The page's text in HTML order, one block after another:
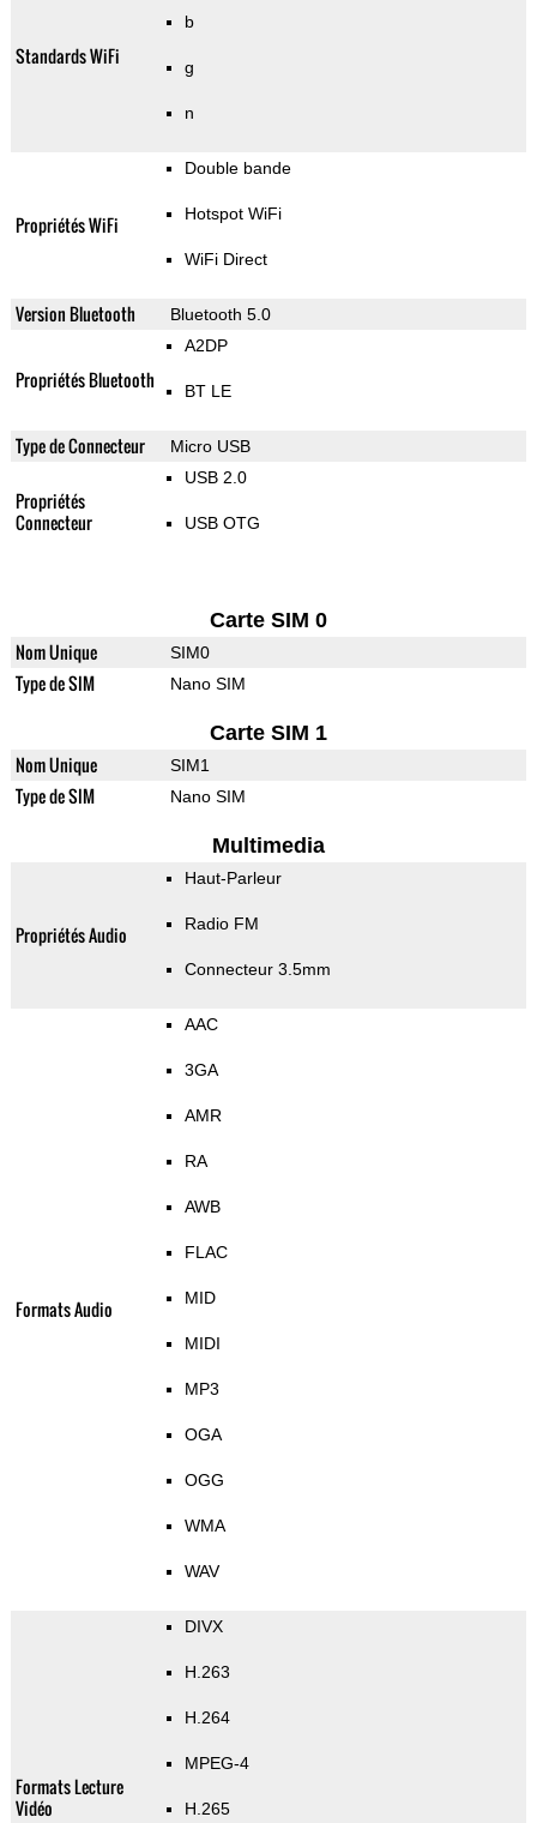
Standards WiFi
b
g
n
Propriétés WiFi
Double bande
Hotspot WiFi
WiFi Direct
Version Bluetooth Bluetooth 5.0
Propriétés Bluetooth
A2DP
BT LE
Type de Connecteur Micro USB
Propriétés
Connecteur
USB 2.0
USB OTG
Carte SIM 0
Nom Unique SIM0
Type de SIM Nano SIM
Carte SIM 1
Nom Unique SIM1
Type de SIM Nano SIM
Multimedia
Propriétés Audio
Haut-Parleur
Radio FM
Connecteur 3.5mm
Formats Audio
AAC
3GA
AMR
RA
AWB
FLAC
MID
MIDI
MP3
OGA
OGG
WMA
WAV
Formats Lecture
Vidéo
DIVX
H.263
H.264
MPEG-4
H.265